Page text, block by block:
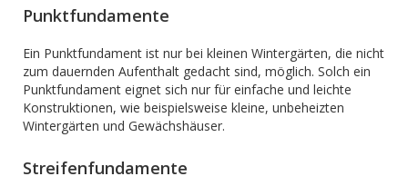
Punktfundamente
Ein Punktfundament ist nur bei kleinen Wintergärten, die nicht
zum dauernden Aufenthalt gedacht sind, möglich. Solch ein
Punktfundament eignet sich nur für einfache und leichte
Konstruktionen, wie beispielsweise kleine, unbeheizten
Wintergärten und Gewächshäuser.
Streifenfundamente